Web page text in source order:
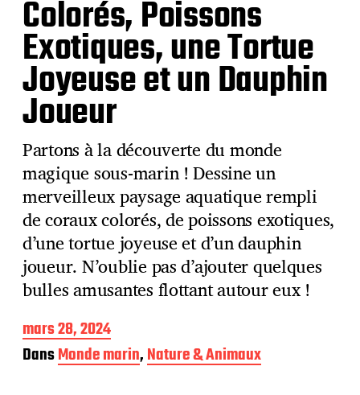
Colorés, Poissons
Exotiques, une Tortue
Joyeuse et un Dauphin
Joueur
Partons à la découverte du monde
magique sous-marin ! Dessine un
merveilleux paysage aquatique rempli
de coraux colorés, de poissons exotiques,
d’une tortue joyeuse et d’un dauphin
joueur. N’oublie pas d’ajouter quelques
bulles amusantes flottant autour eux !
D
a
t
mars 28, 2024
DansMonde marin,Nature & Animaux